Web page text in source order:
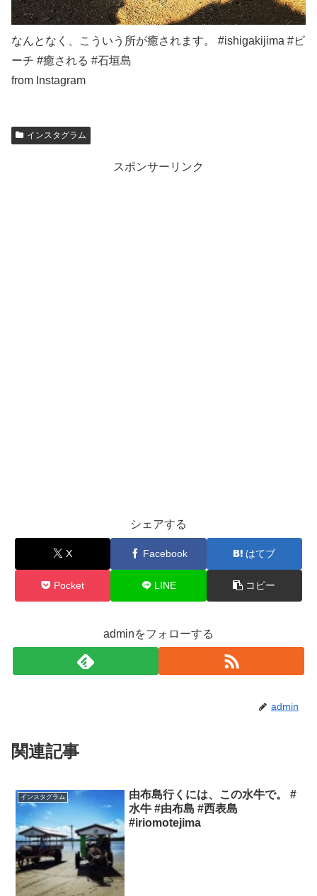
なんとなく、こういう所が癒されます。 #ishigakijima #ビ
ーチ #癒される #石垣島
from Instagram
インスタグラム
スポンサーリンク
シェアする
X Facebook はてブ
Pocket LINE コピー
adminをフォローする
admin
関連記事
インスタグラム
由布島行くには、この水牛で。 #
水牛 #由布島 #西表島
#iriomotejima